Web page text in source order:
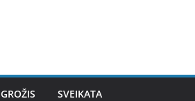
GROŽIS SVEIKATA